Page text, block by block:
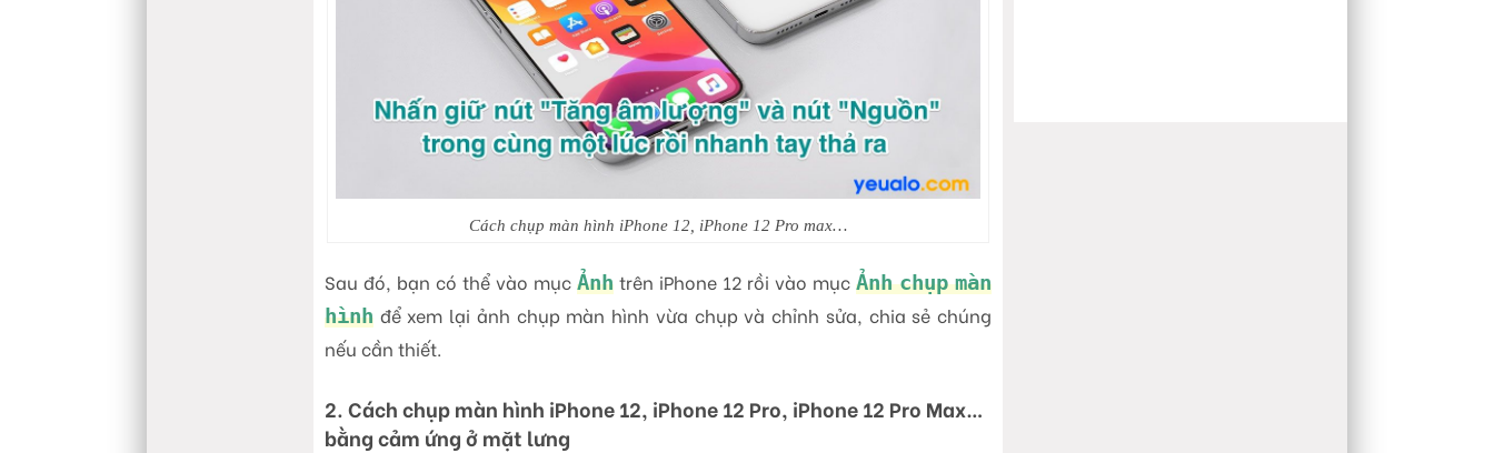
Cách chụp màn hình iPhone 12, iPhone 12 Pro max…
Sau đó, bạn có thể vào mục Ảnh trên iPhone 12 rồi vào mục Ảnh chụp màn
hình để xem lại ảnh chụp màn hình vừa chụp và chỉnh sửa, chia sẻ chúng
nếu cần thiết.
2. Cách chụp màn hình iPhone 12, iPhone 12 Pro, iPhone 12 Pro Max…
bằng cảm ứng ở mặt lưng